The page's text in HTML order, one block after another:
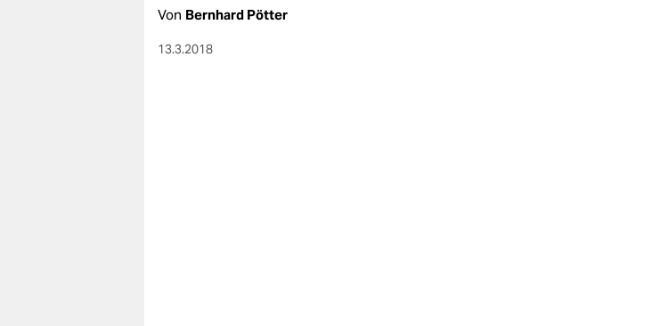
Von Bernhard Pötter
13.3.2018